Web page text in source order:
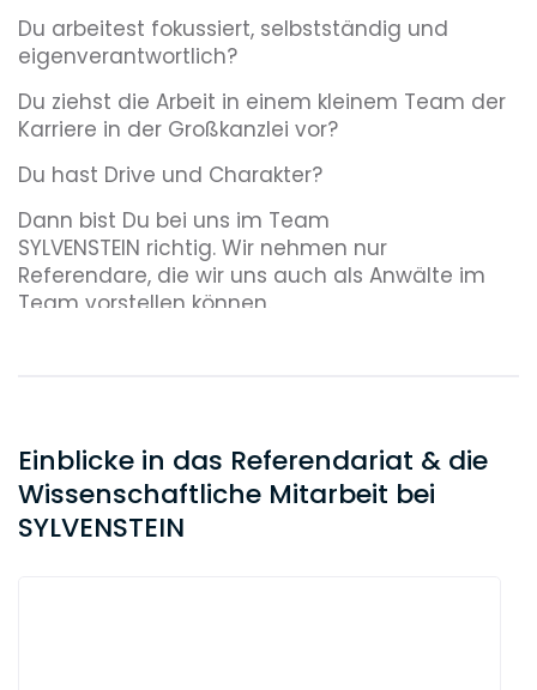
Du arbeitest fokussiert, selbstständig und
eigenverantwortlich?
Du ziehst die Arbeit in einem kleinem Team der
Karriere in der Großkanzlei vor?
Du hast Drive und Charakter?
Dann bist Du bei uns im Team
SYLVENSTEIN richtig. Wir nehmen nur
Referendare, die wir uns auch als Anwälte im
Team vorstellen können.
Einblicke in das Referendariat & die
Wissenschaftliche Mitarbeit bei
SYLVENSTEIN